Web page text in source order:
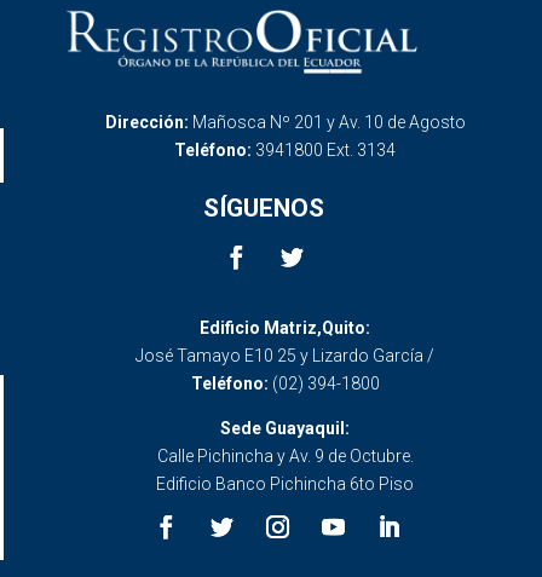
Dirección: Mañosca Nº 201 y Av. 10 de Agosto
Teléfono: 3941800 Ext. 3134
SÍGUENOS
Edificio Matriz,Quito:
José Tamayo E10 25 y Lizardo García /
Teléfono: (02) 394-1800
Sede Guayaquil:
Calle Pichincha y Av. 9 de Octubre.
Edificio Banco Pichincha 6to Piso